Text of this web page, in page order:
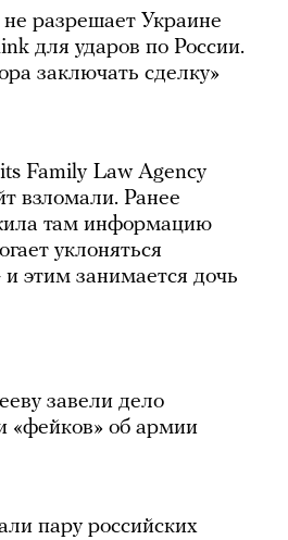
разрешает Украине
для ударов по России.
заключать сделку»
Family Law Agency
взломали. Ранее
там информацию
уклоняться
этим занимается дочь
завели дело
«фейков» об армии
пару российских